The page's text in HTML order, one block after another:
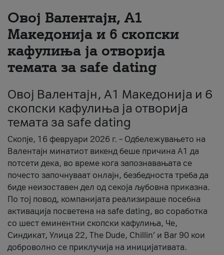
Овој Валентајн, A1
Македонија и 6 скопски
кафулиња ја отворија
темата за safe dating
Овој Валентајн, A1 Македонија и 6
скопски кафулиња ја отворија
темата за safe dating
Скопје, 16 февруари 2026 г. – Одбележувањето на
Валентајн минатиот викенд беше причина А1 да
потсети дека, во време кога запознавањата се
почесто започнуваат онлајн, безбедноста треба да
биде неизоставен дел од секоја љубовна приказна.
По тој повод, компанијата реализираше посебна
активација посветена на safe dating, во соработка
со шест еминентни скопски кафулиња, Че,
Синдикат, Улица 22, The Dude, Chillin’ и Bar 90 кои
доброволно се приклучија на иницијативата.